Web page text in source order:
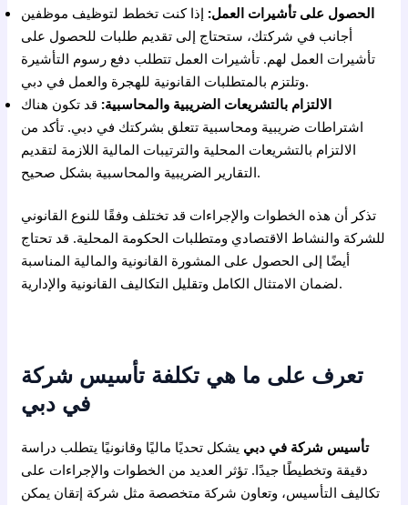
الحصول على تأشيرات العمل: إذا كنت تخطط لتوظيف موظفين
أجانب في شركتك، ستحتاج إلى تقديم طلبات للحصول على
تأشيرات العمل لهم. تأشيرات العمل تتطلب دفع رسوم التأشيرة
وتلتزم بالمتطلبات القانونية للهجرة والعمل في دبي.
الالتزام بالتشريعات الضريبية والمحاسبية: قد تكون هناك
اشتراطات ضريبية ومحاسبية تتعلق بشركتك في دبي. تأكد من
الالتزام بالتشريعات المحلية والترتيبات المالية اللازمة لتقديم
التقارير الضريبية والمحاسبية بشكل صحيح.
تذكر أن هذه الخطوات والإجراءات قد تختلف وفقًا للنوع القانوني
للشركة والنشاط الاقتصادي ومتطلبات الحكومة المحلية. قد تحتاج
أيضًا إلى الحصول على المشورة القانونية والمالية المناسبة
لضمان الامتثال الكامل وتقليل التكاليف القانونية والإدارية.
تعرف على ما هي تكلفة تأسيس شركة
تأسيس شركة في دبي يشكل تحديًا ماليًا وقانونيًا يتطلب دراسة
دقيقة وتخطيطًا جيدًا. تؤثر العديد من الخطوات والإجراءات على
تكاليف التأسيس، وتعاون شركة متخصصة مثل شركة إتقان يمكن